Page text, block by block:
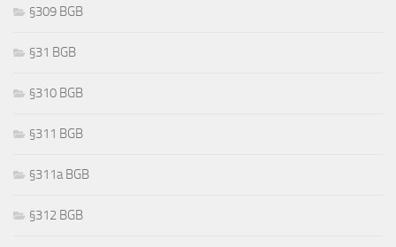
§309 BGB
§31 BGB
§310 BGB
§311 BGB
§311a BGB
§312 BGB